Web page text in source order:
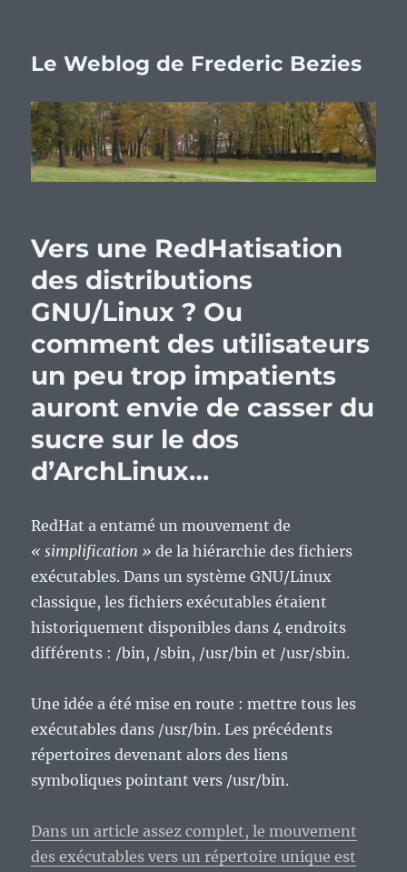
Le Weblog de Frederic Bezies
Vers une RedHatisation
des distributions
GNU/Linux ? Ou
comment des utilisateurs
un peu trop impatients
auront envie de casser du
sucre sur le dos
d’ArchLinux…
RedHat a entamé un mouvement de
« simplification » de la hiérarchie des fichiers
exécutables. Dans un système GNU/Linux
classique, les fichiers exécutables étaient
historiquement disponibles dans 4 endroits
différents : /bin, /sbin, /usr/bin et /usr/sbin.
Une idée a été mise en route : mettre tous les
exécutables dans /usr/bin. Les précédents
répertoires devenant alors des liens
symboliques pointant vers /usr/bin.
Dans un article assez complet, le mouvement
des exécutables vers un répertoire unique est